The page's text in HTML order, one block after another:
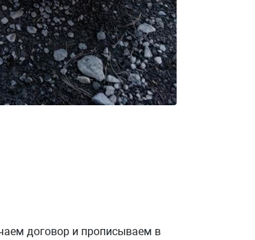
договор и прописываем в